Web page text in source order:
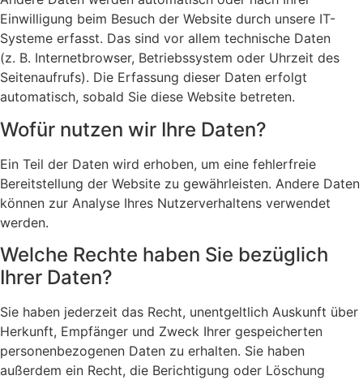
Einwilligung beim Besuch der Website durch unsere IT-
Systeme erfasst. Das sind vor allem technische Daten
(z. B. Internetbrowser, Betriebssystem oder Uhrzeit des
Seitenaufrufs). Die Erfassung dieser Daten erfolgt
automatisch, sobald Sie diese Website betreten.
Wofür nutzen wir Ihre Daten?
Ein Teil der Daten wird erhoben, um eine fehlerfreie
Bereitstellung der Website zu gewährleisten. Andere Daten
können zur Analyse Ihres Nutzerverhaltens verwendet
werden.
Welche Rechte haben Sie bezüglich
Ihrer Daten?
Sie haben jederzeit das Recht, unentgeltlich Auskunft über
Herkunft, Empfänger und Zweck Ihrer gespeicherten
personenbezogenen Daten zu erhalten. Sie haben
außerdem ein Recht, die Berichtigung oder Löschung